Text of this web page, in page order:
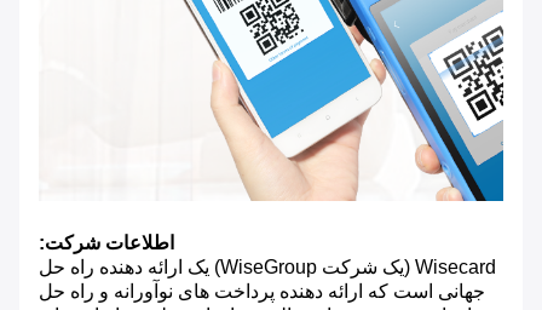
اطلاعات شرکت:
Wisecard (یک شرکت WiseGroup) یک ارائه دهنده راه حل
جهانی است که ارائه دهنده پرداخت های نوآورانه و راه حل